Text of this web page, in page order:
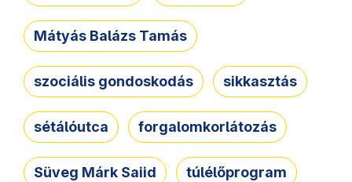
Mátyás Balázs Tamás
szociális gondoskodás sikkasztás
sétálóutca forgalomkorlátozás
Süveg Márk Saiid túlélőprogram